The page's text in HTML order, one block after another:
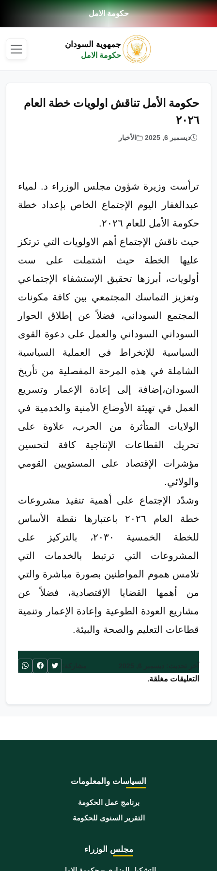
حكومة الامل
جمهوية السودان
حكومة الامل
حكومة الأمل تناقش اولويات خطة العام
٢٠٢٦
ديسمبر 6, 2025 الأخبار
ترأست وزيرة شؤون مجلس الوزراء د. لمياء
عبدالغفار اليوم الإجتماع الخاص بإعداد خطة
حكومة الأمل للعام ٢٠٢٦.
حيث ناقش الإجتماع أهم الاولويات التي ترتكز
عليها الخطة حيث اشتملت على ست
أولويات، أبرزها تحقيق الإستشفاء الإجتماعي
وتعزيز التماسك المجتمعي بين كافة مكونات
المجتمع السوداني، فضلاً عن إطلاق الحوار
السوداني السوداني والعمل على دعوة القوى
السياسية للإنخراط في العملية السياسية
الشاملة في هذه المرحة المفصلية من تأريخ
السودان،إضافة إلى إعادة الإعمار وتسريع
العمل في تهيئة الأوضاع الأمنية والخدمية في
الولايات المتأثرة من الحرب، علاوة على
تحريك القطاعات الإنتاجية كافة لتحسين
مؤشرات الإقتصاد على المستويين القومي
والولائي.
وشدّد الإجتماع على أهمية تنفيذ مشروعات
خطة العام ٢٠٢٦ باعتبارها نقطة الأساس
للخطة الخمسية ٢٠٣٠، بالتركيز على
المشروعات التي ترتبط بالخدمات التي
تلامس هموم المواطنين بصورة مباشرة والتي
من أهمها القضايا الإقتصادية، فضلاً عن
مشاريع العودة الطوعية وإعادة الإعمار وتنمية
قطاعات التعليم والصحة والبيئة.
التعليقات مغلقة.
السياسات والمعلومات
برنامج عمل الحكومة
التقرير السنوى للحكومة
مجلس الوزراء